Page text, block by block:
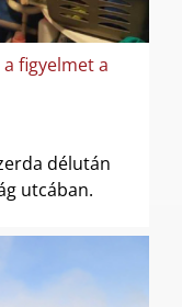
figyelmet a
délután
utcában.